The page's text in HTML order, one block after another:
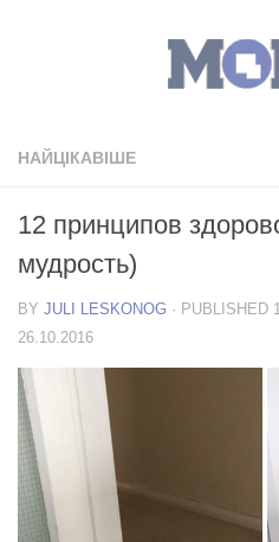
НАЙЦІКАВІШЕ
12 принципов
мудрость)
BY JULI LESKONOG · PUBLISHED
26.10.2016